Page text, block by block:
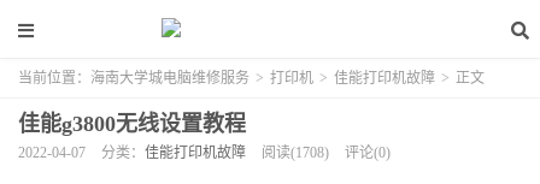
当前位置： 海南大学城电脑维修服务 > 打印机 > 佳能打印机故障 > 正文
佳能g3800无线设置教程
2022-04-07 分类： 佳能打印机故障 阅读(1708) 评论(0)